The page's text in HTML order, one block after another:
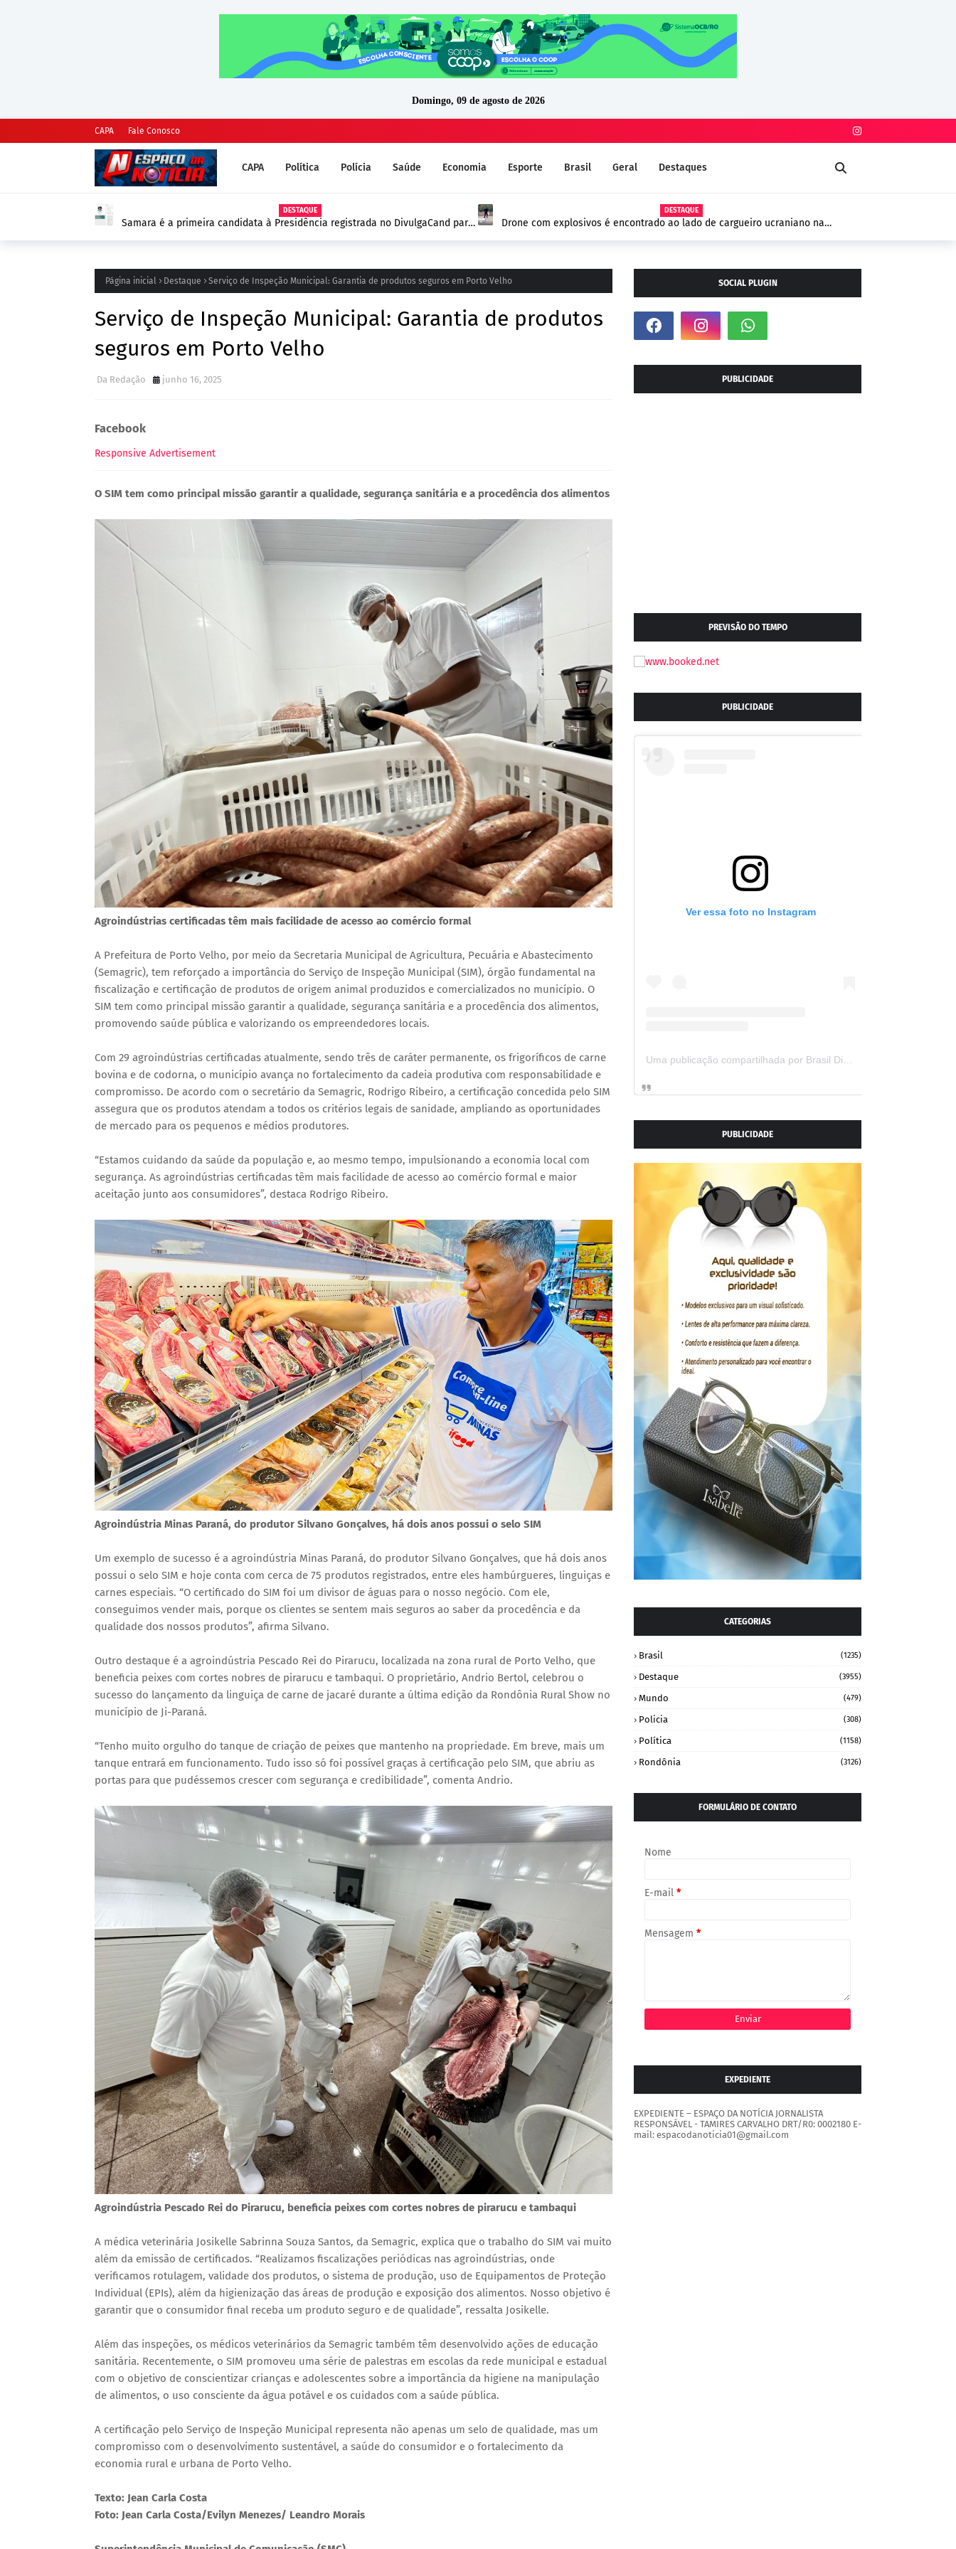
Domingo, 09 de agosto de 2026
CAPA Fale Conosco
CAPA Política Polícia Saúde Economia Esporte Brasil Geral Destaques
DESTAQUE
Samara é a primeira candidata à Presidência registrada no DivulgaCand para
DESTAQUE
Drone com explosivos é encontrado ao lado de cargueiro ucraniano na
Página inicial Destaque Serviço de Inspeção Municipal: Garantia de produtos seguros em Porto Velho
Serviço de Inspeção Municipal: Garantia de produtos
seguros em Porto Velho
Da Redação junho 16, 2025
Facebook
Responsive Advertisement
O SIM tem como principal missão garantir a qualidade, segurança sanitária e a procedência dos alimentos
Agroindústrias certificadas têm mais facilidade de acesso ao comércio formal
A Prefeitura de Porto Velho, por meio da Secretaria Municipal de Agricultura, Pecuária e Abastecimento
(Semagric), tem reforçado a importância do Serviço de Inspeção Municipal (SIM), órgão fundamental na
fiscalização e certificação de produtos de origem animal produzidos e comercializados no município. O
SIM tem como principal missão garantir a qualidade, segurança sanitária e a procedência dos alimentos,
promovendo saúde pública e valorizando os empreendedores locais.
Com 29 agroindústrias certificadas atualmente, sendo três de caráter permanente, os frigoríficos de carne
bovina e de codorna, o município avança no fortalecimento da cadeia produtiva com responsabilidade e
compromisso. De acordo com o secretário da Semagric, Rodrigo Ribeiro, a certificação concedida pelo SIM
assegura que os produtos atendam a todos os critérios legais de sanidade, ampliando as oportunidades
de mercado para os pequenos e médios produtores.
“Estamos cuidando da saúde da população e, ao mesmo tempo, impulsionando a economia local com
segurança. As agroindústrias certificadas têm mais facilidade de acesso ao comércio formal e maior
aceitação junto aos consumidores”, destaca Rodrigo Ribeiro.
Agroindústria Minas Paraná, do produtor Silvano Gonçalves, há dois anos possui o selo SIM
Um exemplo de sucesso é a agroindústria Minas Paraná, do produtor Silvano Gonçalves, que há dois anos
possui o selo SIM e hoje conta com cerca de 75 produtos registrados, entre eles hambúrgueres, linguiças e
carnes especiais. “O certificado do SIM foi um divisor de águas para o nosso negócio. Com ele,
conseguimos vender mais, porque os clientes se sentem mais seguros ao saber da procedência e da
qualidade dos nossos produtos”, afirma Silvano.
Outro destaque é a agroindústria Pescado Rei do Pirarucu, localizada na zona rural de Porto Velho, que
beneficia peixes com cortes nobres de pirarucu e tambaqui. O proprietário, Andrio Bertol, celebrou o
sucesso do lançamento da linguiça de carne de jacaré durante a última edição da Rondônia Rural Show no
município de Ji-Paraná.
“Tenho muito orgulho do tanque de criação de peixes que mantenho na propriedade. Em breve, mais um
tanque entrará em funcionamento. Tudo isso só foi possível graças à certificação pelo SIM, que abriu as
portas para que pudéssemos crescer com segurança e credibilidade”, comenta Andrio.
Agroindústria Pescado Rei do Pirarucu, beneficia peixes com cortes nobres de pirarucu e tambaqui
A médica veterinária Josikelle Sabrinna Souza Santos, da Semagric, explica que o trabalho do SIM vai muito
além da emissão de certificados. “Realizamos fiscalizações periódicas nas agroindústrias, onde
verificamos rotulagem, validade dos produtos, o sistema de produção, uso de Equipamentos de Proteção
Individual (EPIs), além da higienização das áreas de produção e exposição dos alimentos. Nosso objetivo é
garantir que o consumidor final receba um produto seguro e de qualidade”, ressalta Josikelle.
Além das inspeções, os médicos veterinários da Semagric também têm desenvolvido ações de educação
sanitária. Recentemente, o SIM promoveu uma série de palestras em escolas da rede municipal e estadual
com o objetivo de conscientizar crianças e adolescentes sobre a importância da higiene na manipulação
de alimentos, o uso consciente da água potável e os cuidados com a saúde pública.
A certificação pelo Serviço de Inspeção Municipal representa não apenas um selo de qualidade, mas um
compromisso com o desenvolvimento sustentável, a saúde do consumidor e o fortalecimento da
economia rural e urbana de Porto Velho.
Texto: Jean Carla Costa
Foto: Jean Carla Costa/Evilyn Menezes/ Leandro Morais
SOCIAL PLUGIN
PUBLICIDADE
PREVISÃO DO TEMPO
PUBLICIDADE
Ver essa foto no Instagram
PUBLICIDADE
CATEGORIAS
Brasil (1235)
Destaque (3955)
Mundo (479)
Policia (308)
Política (1158)
Rondônia (3126)
FORMULÁRIO DE CONTATO
Nome
E-mail *
Mensagem *
EXPEDIENTE
EXPEDIENTE – ESPAÇO DA NOTÍCIA JORNALISTA
RESPONSÁVEL - TAMIRES CARVALHO DRT/R0: 0002180 E-
mail: espacodanoticia01@gmail.com